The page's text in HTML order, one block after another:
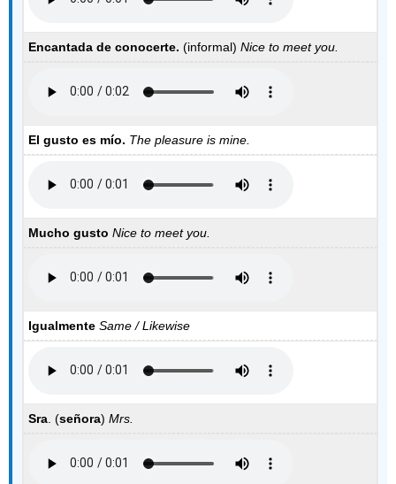
Encantada de conocerte. (informal)Nice to meet you.
El gusto es mío. The pleasure is mine.
Mucho gusto Nice to meet you.
Igualmente Same / Likewise
Sra . (señora)Mrs.